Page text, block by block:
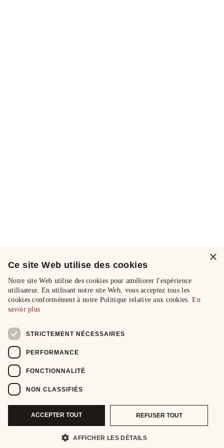
×
Ce site Web utilise des cookies
Notre site Web utilise des cookies pour améliorer l'expérience
utilisateur. En utilisant notre site Web, vous acceptez tous les
cookies conformément à notre Politique relative aux cookies.En
savoir plus
STRICTEMENT NÉCESSAIRES
PERFORMANCE
FONCTIONNALITÉ
NON CLASSIFIÉS
ACCEPTER TOUT REFUSER TOUT
AFFICHER LES DÉTAILS